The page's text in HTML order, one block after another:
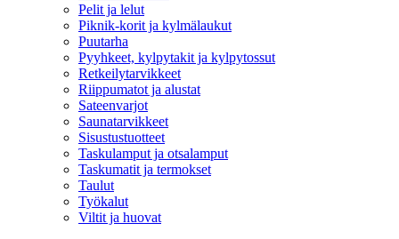
Pelit ja lelut
Piknik-korit ja kylmälaukut
Puutarha
Pyyhkeet, kylpytakit ja kylpytossut
Retkeilytarvikkeet
Riippumatot ja alustat
Sateenvarjot
Saunatarvikkeet
Sisustustuotteet
Taskulamput ja otsalamput
Taskumatit ja termokset
Taulut
Työkalut
Viltit ja huovat